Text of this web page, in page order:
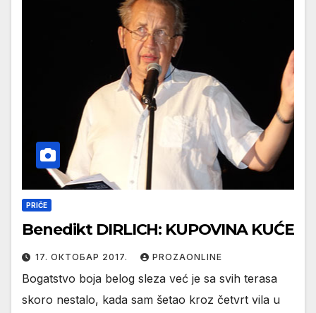
PRIČE
Benedikt DIRLICH: KUPOVINA KUĆE
17. ОКТОБАР 2017. PROZAONLINE
Bogatstvo boja belog sleza već je sa svih terasa
skoro nestalo, kada sam šetao kroz četvrt vila u